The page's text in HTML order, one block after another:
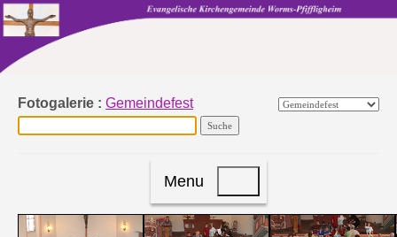
Menu
Fotogalerie : Gemeindefest